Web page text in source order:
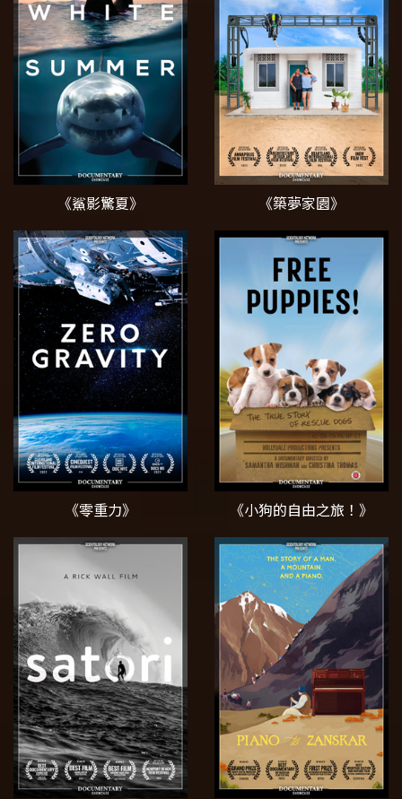
《鯊影驚夏》 《築夢家園》
《零重力》 《小狗的自由之旅！》